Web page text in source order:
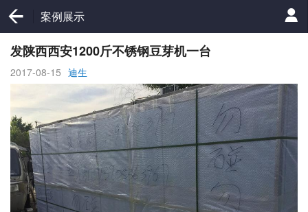
案例展示
发陕西西安1200斤不锈钢豆芽机一台
2017-08-15 迪生